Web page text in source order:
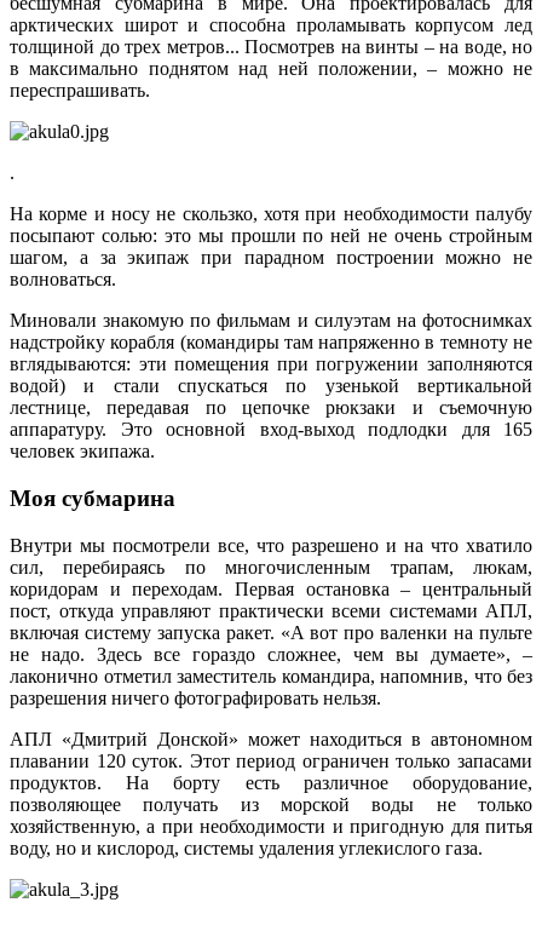
арктических широт и способна проламывать корпусом лед
толщиной до трех метров... Посмотрев на винты – на воде, но
в максимально поднятом над ней положении, – можно не
переспрашивать.
.
На корме и носу не скользко, хотя при необходимости палубу
посыпают солью: это мы прошли по ней не очень стройным
шагом, а за экипаж при парадном построении можно не
волноваться.
Миновали знакомую по фильмам и силуэтам на фотоснимках
надстройку корабля (командиры там напряженно в темноту не
вглядываются: эти помещения при погружении заполняются
водой) и стали спускаться по узенькой вертикальной
лестнице, передавая по цепочке рюкзаки и съемочную
аппаратуру. Это основной вход-выход подлодки для 165
человек экипажа.
Моя субмарина
Внутри мы посмотрели все, что разрешено и на что хватило
сил, перебираясь по многочисленным трапам, люкам,
коридорам и переходам. Первая остановка – центральный
пост, откуда управляют практически всеми системами АПЛ,
включая систему запуска ракет. «А вот про валенки на пульте
не надо. Здесь все гораздо сложнее, чем вы думаете», –
лаконично отметил заместитель командира, напомнив, что без
разрешения ничего фотографировать нельзя.
АПЛ «Дмитрий Донской» может находиться в автономном
плавании 120 суток. Этот период ограничен только запасами
продуктов. На борту есть различное оборудование,
позволяющее получать из морской воды не только
хозяйственную, а при необходимости и пригодную для питья
воду, но и кислород, системы удаления углекислого газа.